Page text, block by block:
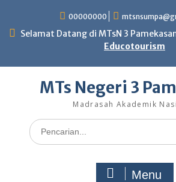
content
00000000
Selamat Datang di MTsN 3
Educotourism
MTs Negeri 3
Madrasah Akademik
Search
for:
Menu